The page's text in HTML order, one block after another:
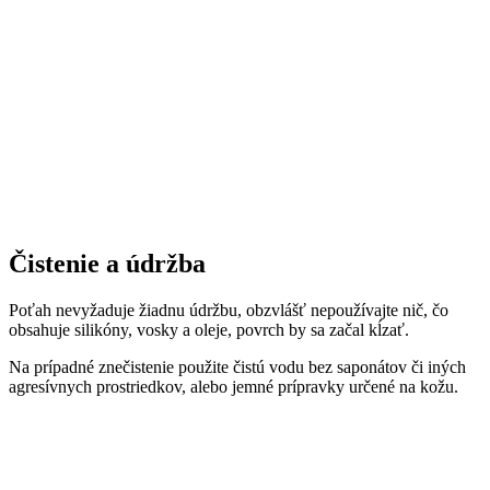
Čistenie a údržba
Poťah nevyžaduje žiadnu údržbu, obzvlášť nepoužívajte nič, čo
obsahuje silikóny, vosky a oleje, povrch by sa začal kĺzať.
Na prípadné znečistenie použite čistú vodu bez saponátov či iných
agresívnych prostriedkov, alebo jemné prípravky určené na kožu.